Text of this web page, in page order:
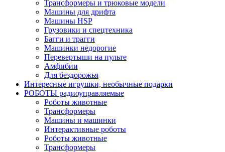
Трансформеры и трюковые модели
Машины для дрифта
Машины HSP
Грузовики и спецтехника
Багги и трагги
Машинки недорогие
Перевертыши на пульте
Амфибии
Для бездорожья
Интересные игрушки, необычные подарки
РОБОТЫ радиоуправляемые
Роботы животные
Трансформеры
Машины и машинки
Интерактивные роботы
Роботы животные
Трансформеры